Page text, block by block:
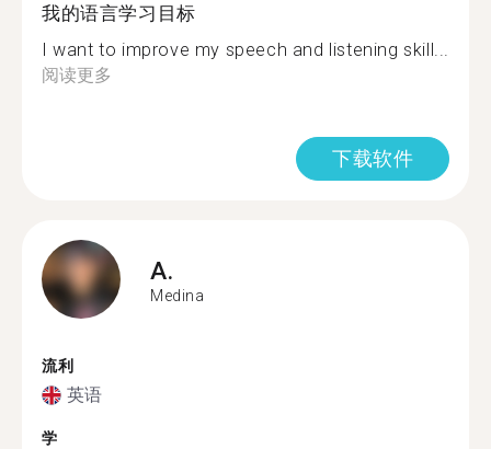
我的语言学习目标
I want to improve my speech and listening skill...
阅读更多
下载软件
A.
Medina
流利
英语
学